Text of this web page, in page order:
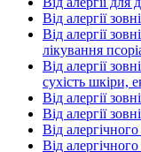
Від алергії
Від алергії
лікування
Від алергії
сухість шкіри,
Від алергії
Від алергії
Від
Від